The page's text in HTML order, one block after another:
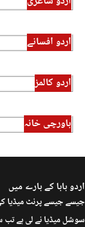
اردو افسانے
اردو کالمز
باورچی خانہ
اردو بابا کے بارے میں
جیسے جیسے پرنٹ میڈیا
سوشل میڈیا نے لی ہے